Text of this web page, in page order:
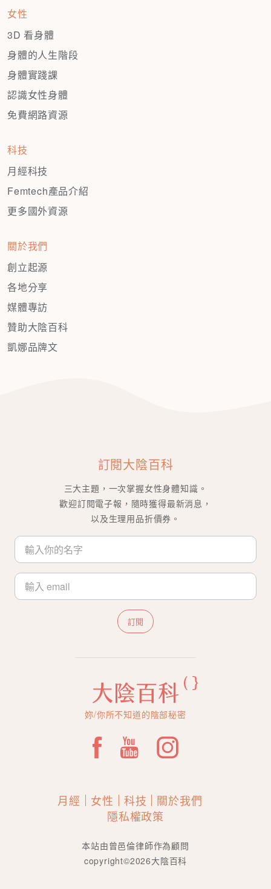
女性
3D 看身體
身體的人生階段
身體實踐課
認識女性身體
免費網路資源
科技
月經科技
Femtech產品介紹
更多國外資源
關於我們
創立起源
各地分享
媒體專訪
贊助大陰百科
凱娜品牌文
訂閱大陰百科
三大主題，一次掌握女性身體知識。
歡迎訂閱電子報，隨時獲得最新消息，
以及生理用品折價券。
訂閱
妳/你所不知道的陰部秘密
月經 女性 科技
關於我們
隱私權政策
本站由曾邑倫律師作為顧問
copyright©2026大陰百科